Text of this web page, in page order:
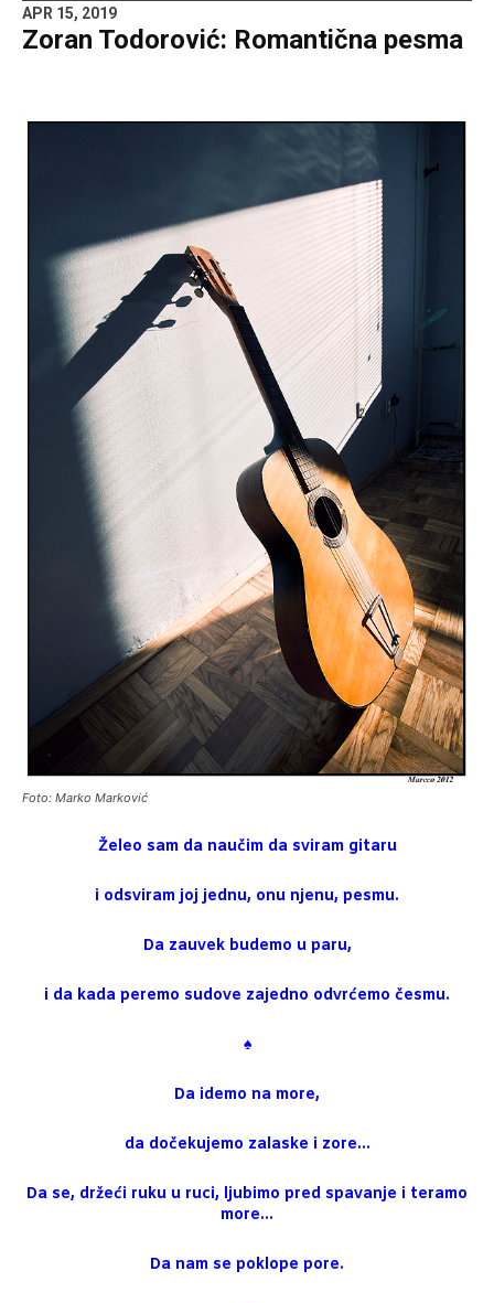
APR 15, 2019
Zoran Todorović: Romantična pesma
Foto: Marko Marković
Želeo sam da naučim da sviram gitaru
i odsviram joj jednu, onu njenu, pesmu.
Da zauvek budemo u paru,
i da kada peremo sudove zajedno odvrćemo česmu.
♠
Da idemo na more,
da dočekujemo zalaske i zore…
Da se, držeći ruku u ruci, ljubimo pred spavanje i teramo
more…
Da nam se poklope pore.